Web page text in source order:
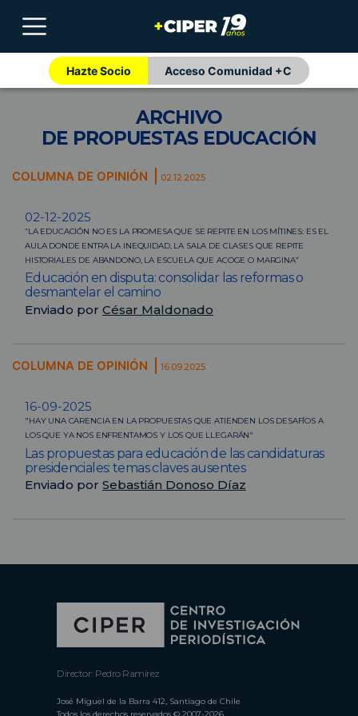
Hazte Socio Acceso Comunidad +C
ARCHIVO
DE PROPUESTAS EDUCACIÓN
COLUMNA DE OPINIÓN 02.12.2025
02-12-2025
“LA EDUCACIÓN NO ES LA PROMESA QUE SE REPITE EN LOS MÍTINES: ES EL
AULA DONDE ENTRA LA INEQUIDAD, LA SALA DE CLASES QUE REPITE
HISTORIALES DE ABANDONO, LA ESCUELA QUE ACOGE O MARGINA”
Educación en disputa: consolidar las reformas o
desmantelar el camino
Enviado por César Maldonado
COLUMNA DE OPINIÓN 16.09.2025
16-09-2025
"HAY UNA CARENCIA EN LA PROPUESTAS QUE ATIENDEN LOS DESAFÍOS A
LOS QUE YA NOS ENFRENTAMOS Y LOS QUE LLEGARÁN"
Las propuestas para educación de las candidaturas
presidenciales: temas claves ausentes
Enviado por Sebastián Donoso Díaz
Director: Pedro Ramírez
José Miguel de la Barra 412, Santiago de Chile